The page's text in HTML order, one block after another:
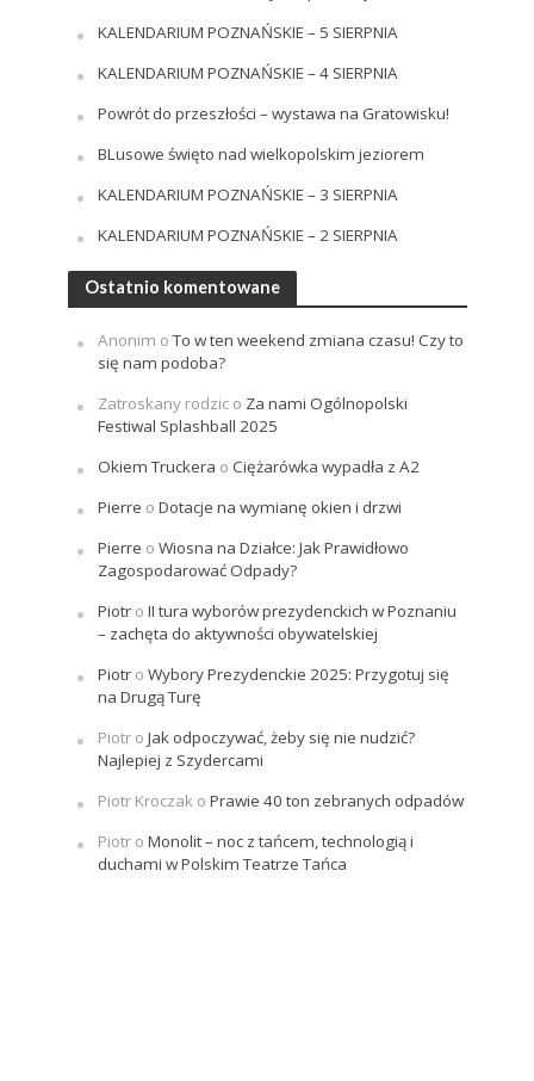
KALENDARIUM POZNAŃSKIE – 5 SIERPNIA
KALENDARIUM POZNAŃSKIE – 4 SIERPNIA
Powrót do przeszłości – wystawa na Gratowisku!
BLusowe święto nad wielkopolskim jeziorem
KALENDARIUM POZNAŃSKIE – 3 SIERPNIA
KALENDARIUM POZNAŃSKIE – 2 SIERPNIA
Ostatnio komentowane
Anonim oTo w ten weekend zmiana czasu! Czy to
się nam podoba?
Zatroskany rodzico Za nami Ogólnopolski
Festiwal Splashball 2025
Okiem Truckera o Ciężarówka wypadła z A2
Pierre o Dotacje na wymianę okien i drzwi
Pierre o Wiosna na Działce: Jak Prawidłowo
Zagospodarować Odpady?
Piotro II tura wyborów prezydenckich w Poznaniu
– zachęta do aktywności obywatelskiej
Piotro Wybory Prezydenckie 2025: Przygotuj się
na Drugą Turę
Piotro Jak odpoczywać, żeby się nie nudzić?
Najlepiej z Szydercami
Piotr Kroczako Prawie 40 ton zebranych odpadów
Piotro Monolit – noc z tańcem, technologią i
duchami w Polskim Teatrze Tańca